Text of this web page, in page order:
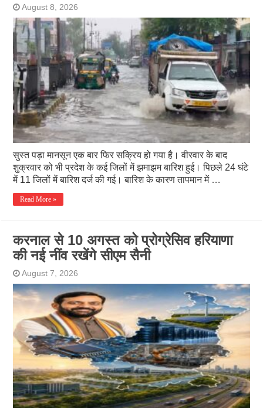
August 8, 2026
सुस्त पड़ा मानसून एक बार फिर सक्रिय हो गया है। वीरवार के बाद
शुक्रवार को भी प्रदेश के कई जिलों में झमाझम बारिश हुई। पिछले 24 घंटे
में 11 जिलों में बारिश दर्ज की गई। बारिश के कारण तापमान में …
Read More »
करनाल से 10 अगस्त को प्रोग्रेसिव हरियाणा
की नई नींव रखेंगे सीएम सैनी
August 7, 2026